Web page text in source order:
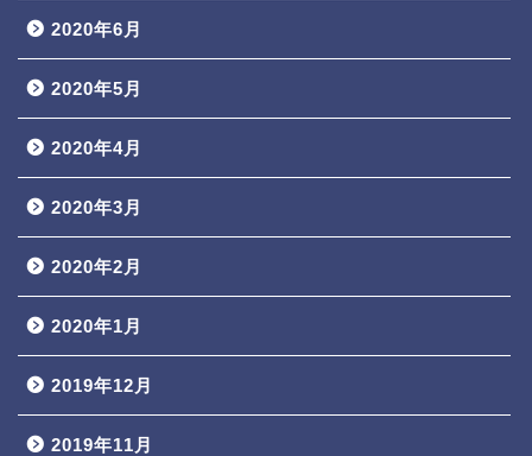
2020年6月
2020年5月
2020年4月
2020年3月
2020年2月
2020年1月
2019年12月
2019年11月